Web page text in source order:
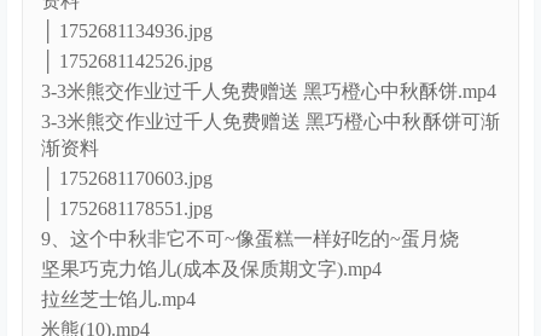
│ 1752681142526.jpg
3-3米熊交作业过千人免费赠送 黑巧橙心中秋酥饼.mp4
3-3米熊交作业过千人免费赠送 黑巧橙心中秋酥饼可渐
渐资料
│ 1752681170603.jpg
│ 1752681178551.jpg
9、这个中秋非它不可~像蛋糕一样好吃的~蛋月烧
坚果巧克力馅儿(成本及保质期文字).mp4
拉丝芝士馅儿.mp4
米熊(10).mp4
蛋月烧整形&烘烤.mp4